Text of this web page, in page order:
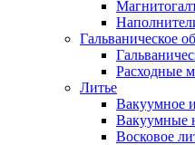
Гальваническое
Расходные
Литье
Вакуумное
Вакуумные
Восковое